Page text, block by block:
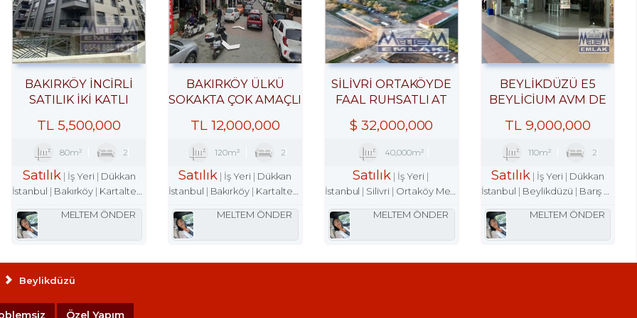
BAKIRKÖY İNCİRLİ
SATILIK İKİ KATLI
TL 5,500,000
80m² 2
Satılık İş Yeri
Dükkan
İstanbul
Bakırköy Kartaltepe Mah.
MELTEM ÖNDER
BAKIRKÖY ÜLKÜ
SOKAKTA ÇOK AMAÇLI
TL 12,000,000
120m² 2
Satılık İş Yeri
Dükkan
İstanbul
Bakırköy Kartaltepe Mah.
MELTEM ÖNDER
SILIVRI ORTAKÖYDE
FAAL RUHSATLI AT
ÇIFTLIĞI,35.209M2
TATILKÖYÜ
$ 32,000,000
40,000m²
Satılık
İş Yeri
İstanbul
Silivri Ortaköy Merkez Mah.
MELTEM ÖNDER
BEYLİKDÜZÜ E5
BEYLİCİUM AVM DE
MAĞAZA
TL 9,000,000
110m² 2
Satılık İş Yeri
Dükkan
İstanbul
Beylikdüzü Barış Mah.
MELTEM ÖNDER
Beylikdüzü